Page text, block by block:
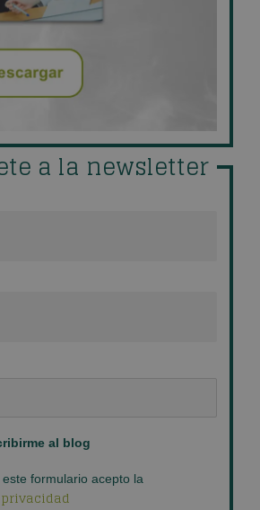
a la newsletter
al blog
formulario acepto la